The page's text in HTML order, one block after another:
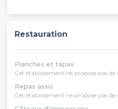
Restauration
Planches et tapas
Cet établissement ne propose pas
Repas assis
Cet établissement ne propose pas de